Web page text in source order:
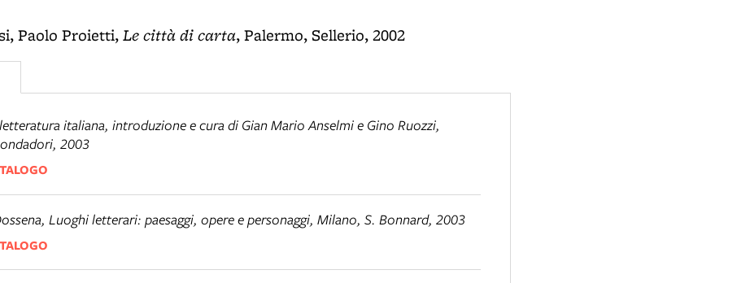
Paolo Proietti,Le città di carta, Palermo, Sellerio, 2002
italiana, introduzione e cura di Gian Mario Anselmi e Gino Ruozzi,
2003
Luoghi letterari: paesaggi, opere e personaggi, Milano, S. Bonnard, 2003